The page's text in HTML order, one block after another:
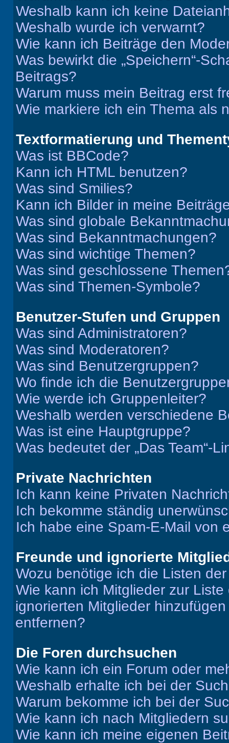
Weshalb kann ich keine
Weshalb wurde ich verwarnt?
Wie kann ich Beiträge den
Was bewirkt die „Speichern“-
Beitrags?
Warum muss mein Beitrag erst
Wie markiere ich ein Thema als
Textformatierung und
Was ist BBCode?
Kann ich HTML benutzen?
Was sind Smilies?
Kann ich Bilder in meine
Was sind globale
Was sind Bekanntmachungen?
Was sind wichtige Themen?
Was sind geschlossene
Was sind Themen-Symbole?
Benutzer-Stufen und Gruppen
Was sind Administratoren?
Was sind Moderatoren?
Was sind Benutzergruppen?
Wo finde ich die
Wie werde ich Gruppenleiter?
Weshalb werden verschiedene
Was ist eine Hauptgruppe?
Was bedeutet der „Das Team“-
Private Nachrichten
Ich kann keine Privaten
Ich bekomme ständig
Ich habe eine Spam-E-Mail von
Freunde und ignorierte
Wozu benötige ich die Listen
Wie kann ich Mitglieder zur
ignorierten Mitglieder
entfernen?
Die Foren durchsuchen
Wie kann ich ein Forum oder
Weshalb erhalte ich bei der
Warum bekomme ich bei der
Wie kann ich nach Mitgliedern
Wie kann ich meine eigenen